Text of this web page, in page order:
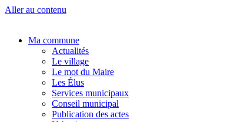
Aller au contenu
Ma commune
Actualités
Le village
Le mot du Maire
Les Élus
Services municipaux
Conseil municipal
Publication des actes